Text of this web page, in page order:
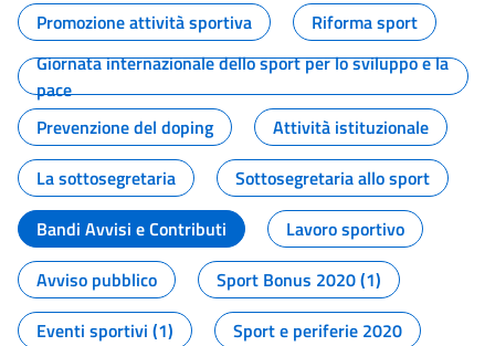
Promozione attività sportiva
Riforma sport
Giornata internazionale dello sport per lo sviluppo e la
pace
Prevenzione del doping
Attività istituzionale
La sottosegretaria
Sottosegretaria allo sport
Bandi Avvisi e Contributi
Lavoro sportivo
Avviso pubblico
Sport Bonus 2020 (1)
Eventi sportivi (1)
Sport e periferie 2020